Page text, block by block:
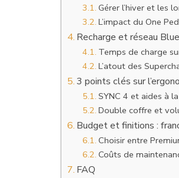
Gérer l’hiver et les
L’impact du One
Recharge et réseau
Temps de charge
L’atout des
3 points clés sur
SYNC 4 et aides à
Double coffre et
Budget et finitions :
Choisir entre
Coûts de
FAQ